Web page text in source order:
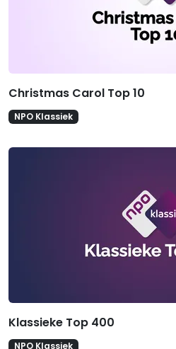
Christmas Carol Top 10
NPO Klassiek
Klassieke Top 400
NPO Klassiek